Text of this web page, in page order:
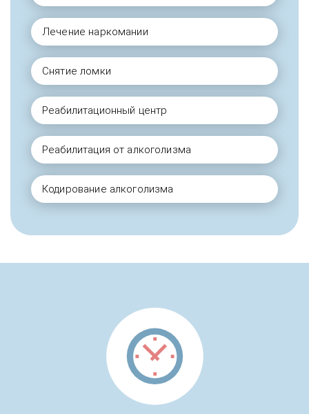
Лечение наркомании
Снятие ломки
Реабилитационный центр
Реабилитация от алкоголизма
Кодирование алкоголизма